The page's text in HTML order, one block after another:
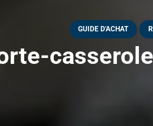
GUIDE D'ACHAT